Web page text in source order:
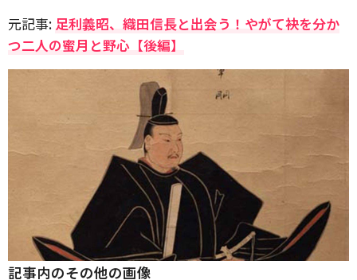
元記事: 足利義昭、織田信長と出会う！やがて袂を分か
つ二人の蜜月と野心【後編】
記事内のその他の画像